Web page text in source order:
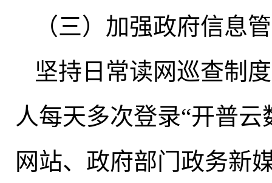
（三）加强政府信息
坚持日常读网巡查制度
人每天多次登录“开普云
网站、政府部门政务新